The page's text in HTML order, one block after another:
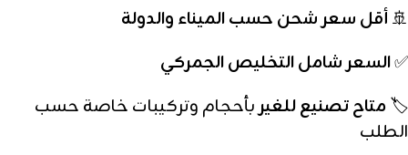
🚢أقل سعر شحن حسب الميناء والدولة
✅السعر شامل التخليص الجمركي
🏷️ متاح تصنيع للغيربأحجام وتركيبات خاصة حسب
الطلب